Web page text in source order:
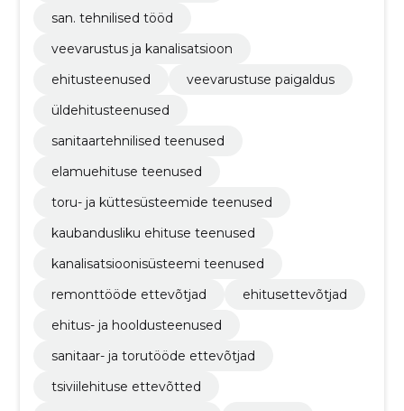
san. tehnilised tööd
veevarustus ja kanalisatsioon
ehitusteenused
veevarustuse paigaldus
üldehitusteenused
sanitaartehnilised teenused
elamuehituse teenused
toru- ja küttesüsteemide teenused
kaubandusliku ehituse teenused
kanalisatsioonisüsteemi teenused
remonttööde ettevõtjad
ehitusettevõtjad
ehitus- ja hooldusteenused
sanitaar- ja torutööde ettevõtjad
tsiviilehituse ettevõtted